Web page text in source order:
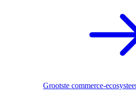
Grootste commerce-